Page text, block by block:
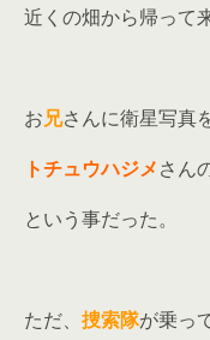
近くの畑から帰って
お兄さんに衛星写真
トチュウハジメさん
という事だった。
ただ、 捜索隊が乗っ